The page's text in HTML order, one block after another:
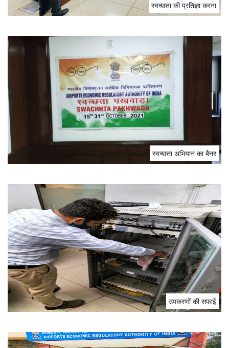
स्‍वच्‍छता की प्रतिज्ञा करना
स्‍वच्‍छता अभियान का बैनर
उपकरणों की सफाई